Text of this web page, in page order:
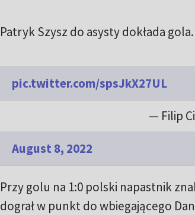
Patryk Szysz do asysty dokłada
pic.twitter.com/spsJkX27UL
— Filip
August 8, 2022
Przy golu na 1:0 polski napastnik
dograł w punkt do wbiegającego